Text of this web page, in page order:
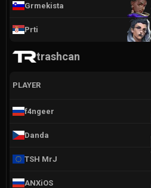
Grmekista
Prti
trashcan
PLAYER
f4ngeer
Danda
TSH MrJ
ANXiOS